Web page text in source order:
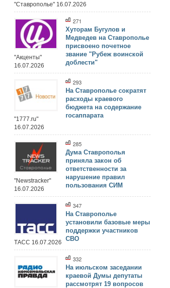
"Ставрополье" 16.07.2026
271
Хуторам Бугулов и
Медведев на Ставрополье
присвоено почетное
звание "Рубеж воинской
доблести"
"Акценты"
16.07.2026
293
На Ставрополье сократят
расходы краевого
бюджета на содержание
госаппарата
"1777.ru"
16.07.2026
285
Дума Ставрополья
приняла закон об
ответственности за
нарушение правил
пользования СИМ
"Newstracker"
16.07.2026
347
На Ставрополье
установили базовые меры
поддержки участников
СВО
ТАСС 16.07.2026
332
На июльском заседании
краевой Думы депутаты
рассмотрят 19 вопросов